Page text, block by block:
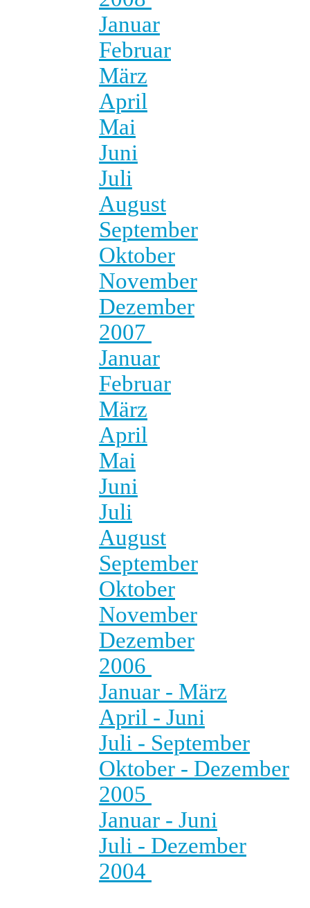
Januar
Februar
März
April
Mai
Juni
Juli
August
September
Oktober
November
Dezember
2007
Januar
Februar
März
April
Mai
Juni
Juli
August
September
Oktober
November
Dezember
2006
Januar - März
April - Juni
Juli - September
Oktober - Dezember
2005
Januar - Juni
Juli - Dezember
2004